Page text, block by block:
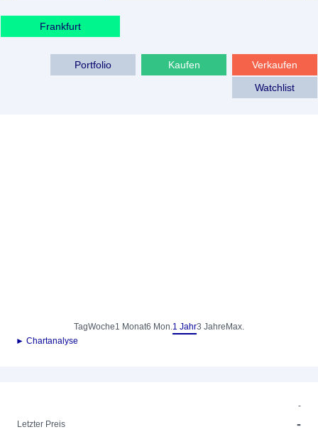
Frankfurt
Verkaufen
Kaufen
Portfolio
Watchlist
TagWoche1 Monat6 Mon.1 Jahr3 Jahre Max.
► Chartanalyse
-
Letzter Preis
-